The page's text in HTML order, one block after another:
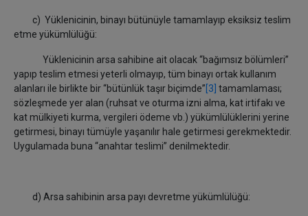
c) Yüklenicinin, binayı bütünüyle tamamlayıp eksiksiz teslim
etme yükümlülüğü:
Yüklenicinin arsa sahibine ait olacak “bağımsız bölümleri”
yapıp teslim etmesi yeterli olmayıp, tüm binayı ortak kullanım
alanları ile birlikte bir “bütünlük taşır biçimde” [3] tamamlaması;
sözleşmede yer alan (ruhsat ve oturma izni alma, kat irtifakı ve
kat mülkiyeti kurma, vergileri ödeme vb.) yükümlülüklerini yerine
getirmesi, binayı tümüyle yaşanılır hale getirmesi gerekmektedir.
Uygulamada buna “anahtar teslimi” denilmektedir.
d) Arsa sahibinin arsa payı devretme yükümlülüğü: